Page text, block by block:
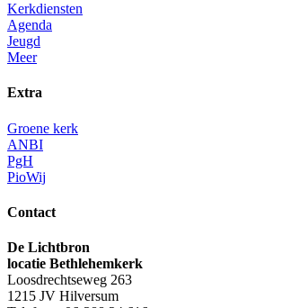
Kerkdiensten
Agenda
Jeugd
Meer
Extra
Groene kerk
ANBI
PgH
PioWij
Contact
De Lichtbron
locatie Bethlehemkerk
Loosdrechtseweg 263
1215 JV Hilversum